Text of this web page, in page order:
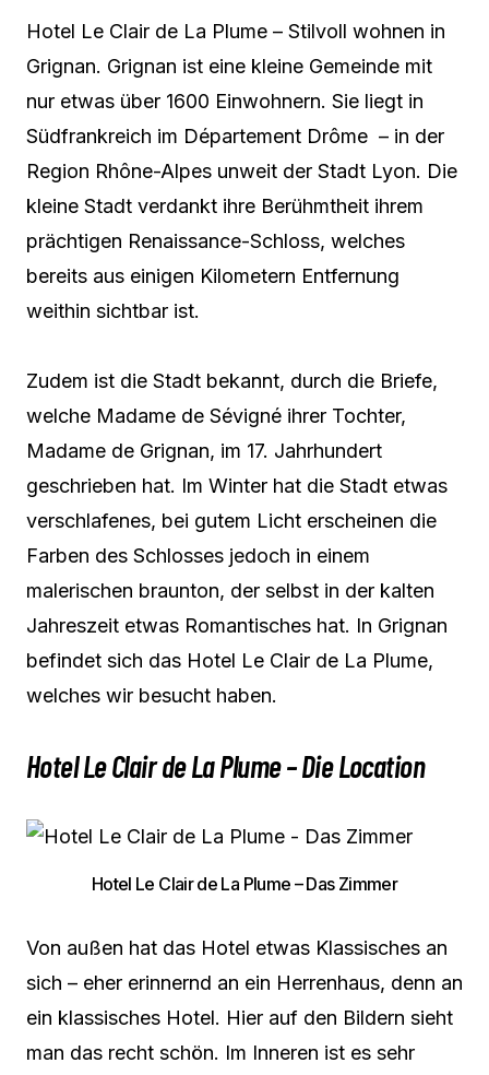
Hotel Le Clair de La Plume – Stilvoll wohnen in
Grignan. Grignan ist eine kleine Gemeinde mit
nur etwas über 1600 Einwohnern. Sie liegt in
Südfrankreich im Département Drôme – in der
Region Rhône-Alpes unweit der Stadt Lyon. Die
kleine Stadt verdankt ihre Berühmtheit ihrem
prächtigen Renaissance-Schloss, welches
bereits aus einigen Kilometern Entfernung
weithin sichtbar ist.
Zudem ist die Stadt bekannt, durch die Briefe,
welche Madame de Sévigné ihrer Tochter,
Madame de Grignan, im 17. Jahrhundert
geschrieben hat. Im Winter hat die Stadt etwas
verschlafenes, bei gutem Licht erscheinen die
Farben des Schlosses jedoch in einem
malerischen braunton, der selbst in der kalten
Jahreszeit etwas Romantisches hat. In Grignan
befindet sich das Hotel Le Clair de La Plume,
welches wir besucht haben.
Hotel Le Clair de La Plume – Die Location
Hotel Le Clair de La Plume – Das Zimmer
Von außen hat das Hotel etwas Klassisches an
sich – eher erinnernd an ein Herrenhaus, denn an
ein klassisches Hotel. Hier auf den Bildern sieht
man das recht schön. Im Inneren ist es sehr